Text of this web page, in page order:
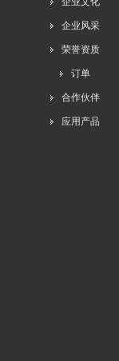
企业风采
荣誉资质
订单
合作伙伴
应用产品